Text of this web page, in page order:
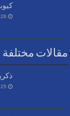
2026
مقالات مختلفة
2025